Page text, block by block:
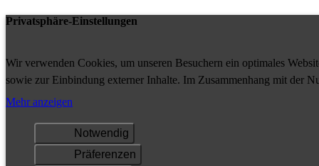
Privatsphäre-Einstellungen
Wir verwenden Cookies, um unseren Besuchern ein optimales
sowie zur Einbindung externer Inhalte. Im Zusammenhang mit der
Ihrem Gerät gespeichert und/oder abgerufen.
Mehr anzeigen
Notwendig
Präferenzen